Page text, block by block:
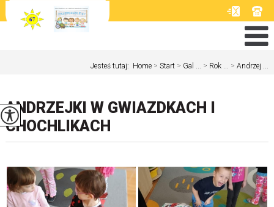
Jesteś tutaj: Home > Start > Gal ... > Rok ... > Andrzej ...
ANDRZEJKI W GWIAZDKACH I
CHOCHLIKACH